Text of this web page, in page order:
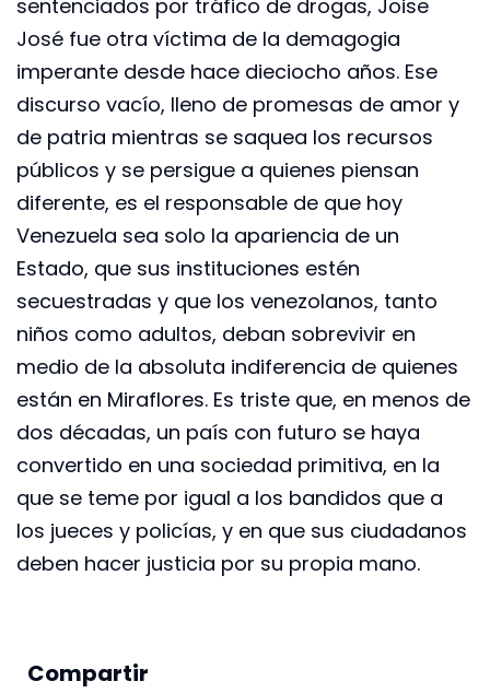
sentenciados por tráfico de drogas, Joise
José fue otra víctima de la demagogia
imperante desde hace dieciocho años. Ese
discurso vacío, lleno de promesas de amor y
de patria mientras se saquea los recursos
públicos y se persigue a quienes piensan
diferente, es el responsable de que hoy
Venezuela sea solo la apariencia de un
Estado, que sus instituciones estén
secuestradas y que los venezolanos, tanto
niños como adultos, deban sobrevivir en
medio de la absoluta indiferencia de quienes
están en Miraflores. Es triste que, en menos de
dos décadas, un país con futuro se haya
convertido en una sociedad primitiva, en la
que se teme por igual a los bandidos que a
los jueces y policías, y en que sus ciudadanos
deben hacer justicia por su propia mano.
Compartir